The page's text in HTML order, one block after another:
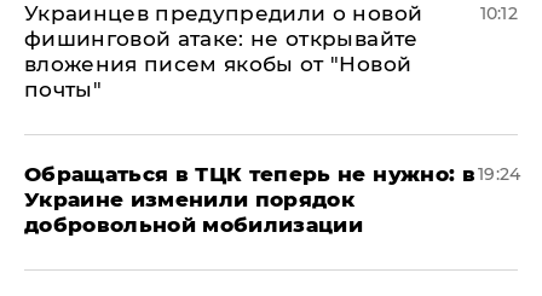
Украинцев предупредили о новой
фишинговой атаке: не открывайте
вложения писем якобы от "Новой
почты"
10:12
Обращаться в ТЦК теперь не нужно: в
Украине изменили порядок
добровольной мобилизации
19:24